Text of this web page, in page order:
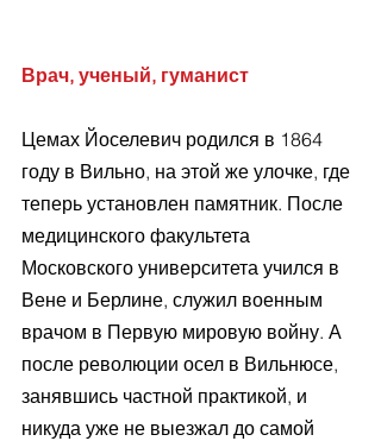
Врач, ученый, гуманист
Цемах Йоселевич родился в 1864
году в Вильно, на этой же улочке, где
теперь установлен памятник. После
медицинского факультета
Московского университета учился в
Вене и Берлине, служил военным
врачом в Первую мировую войну. А
после революции осел в Вильнюсе,
занявшись частной практикой, и
никуда уже не выезжал до самой